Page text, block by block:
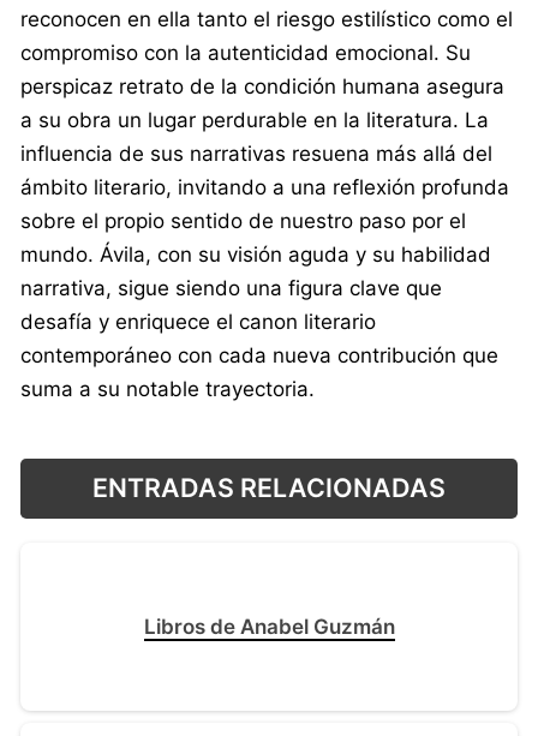
reconocen en ella tanto el riesgo estilístico como el
compromiso con la autenticidad emocional. Su
perspicaz retrato de la condición humana asegura
a su obra un lugar perdurable en la literatura. La
influencia de sus narrativas resuena más allá del
ámbito literario, invitando a una reflexión profunda
sobre el propio sentido de nuestro paso por el
mundo. Ávila, con su visión aguda y su habilidad
narrativa, sigue siendo una figura clave que
desafía y enriquece el canon literario
contemporáneo con cada nueva contribución que
suma a su notable trayectoria.
ENTRADAS RELACIONADAS
Libros de Anabel Guzmán